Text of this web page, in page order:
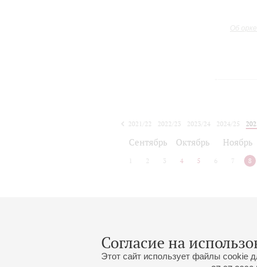
Согласие на
Этот сайт использует файлы cookie
Об
2021/22 2022/23 2023/24 2024/25
Сентябрь Октябрь Ноябрь
2 3 4 5 6 7 8